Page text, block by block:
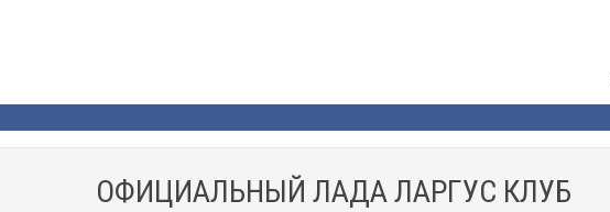
ОФИЦИАЛЬНЫЙ ЛАДА ЛАРГУС КЛУБ